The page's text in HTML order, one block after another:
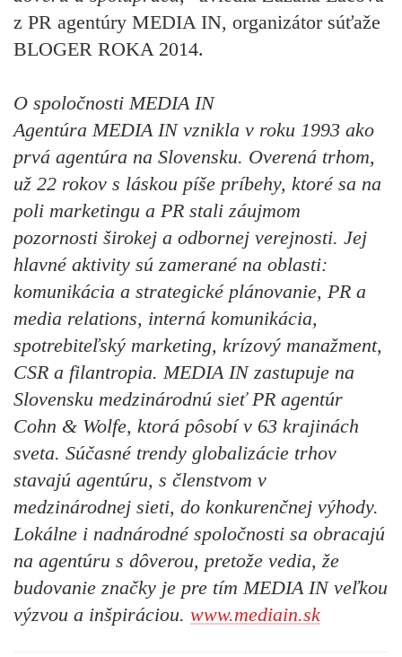
z PR agentúry MEDIA IN, organizátor súťaže
BLOGER ROKA 2014.
O spoločnosti MEDIA IN
Agentúra MEDIA IN vznikla v roku 1993 ako
prvá agentúra na Slovensku. Overená trhom,
už 22 rokov s láskou píše príbehy, ktoré sa na
poli marketingu a PR stali záujmom
pozornosti širokej a odbornej verejnosti. Jej
hlavné aktivity sú zamerané na oblasti:
komunikácia a strategické plánovanie, PR a
media relations, interná komunikácia,
spotrebiteľský marketing, krízový manažment,
CSR a filantropia. MEDIA IN zastupuje na
Slovensku medzinárodnú sieť PR agentúr
Cohn & Wolfe, ktorá pôsobí v 63 krajinách
sveta. Súčasné trendy globalizácie trhov
stavajú agentúru, s členstvom v
medzinárodnej sieti, do konkurenčnej výhody.
Lokálne i nadnárodné spoločnosti sa obracajú
na agentúru s dôverou, pretože vedia, že
budovanie značky je pre tím MEDIA IN veľkou
výzvou a inšpiráciou. www.mediain.sk